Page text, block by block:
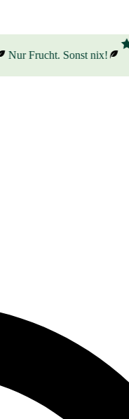
Nur Frucht. Sonst nix!